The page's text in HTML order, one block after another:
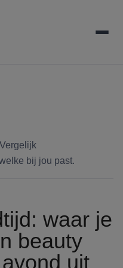
bij jou past.
waar je
beauty
uit